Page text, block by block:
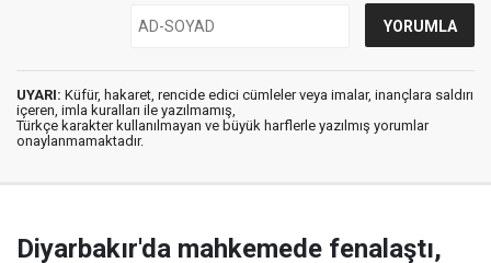
UYARI: Küfür, hakaret, rencide edici cümleler veya imalar, inançlara saldırı
içeren, imla kuralları ile yazılmamış,
Türkçe karakter kullanılmayan ve büyük harflerle yazılmış yorumlar
onaylanmamaktadır.
Diyarbakır'da mahkemede fenalaştı,